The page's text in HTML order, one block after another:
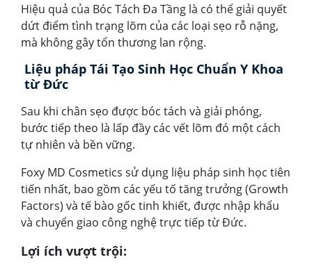
Hiệu quả của Bóc Tách Đa Tầng là có thể giải quyết
dứt điểm tình trạng lõm của các loại sẹo rỗ nặng,
mà không gây tổn thương lan rộng.
Liệu pháp Tái Tạo Sinh Học Chuẩn Y Khoa
từ Đức
Sau khi chân sẹo được bóc tách và giải phóng,
bước tiếp theo là lấp đầy các vết lõm đó một cách
tự nhiên và bền vững.
Foxy MD Cosmetics sử dụng liệu pháp sinh học tiên
tiến nhất, bao gồm các yếu tố tăng trưởng (Growth
Factors) và tế bào gốc tinh khiết, được nhập khẩu
và chuyển giao công nghệ trực tiếp từ Đức.
Lợi ích vượt trội: